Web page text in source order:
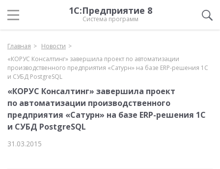
1С:Предприятие 8
Система программ
Главная
Новости
«КОРУС Консалтинг» завершила проект по автоматизации
производственного предприятия «Сатурн» на базе ERP-решения 1С
и СУБД PostgreSQL
«КОРУС Консалтинг» завершила проект
по автоматизации производственного
предприятия «Сатурн» на базе ERP-решения 1С
и СУБД PostgreSQL
31.03.2015